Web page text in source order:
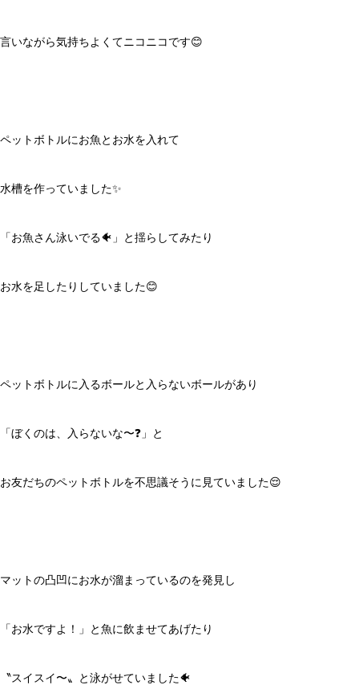
言いながら気持ちよくてニコニコです😊
ペットボトルにお魚とお水を入れて
水槽を作っていました✨
「お魚さん泳いでる🐠」と揺らしてみたり
お水を足したりしていました😊
ペットボトルに入るボールと入らないボールがあり
「ぼくのは、入らないな〜❓」と
お友だちのペットボトルを不思議そうに見ていました😌
マットの凸凹にお水が溜まっているのを発見し
「お水ですよ！」と魚に飲ませてあげたり
〝スイスイ〜〟と泳がせていました🐠